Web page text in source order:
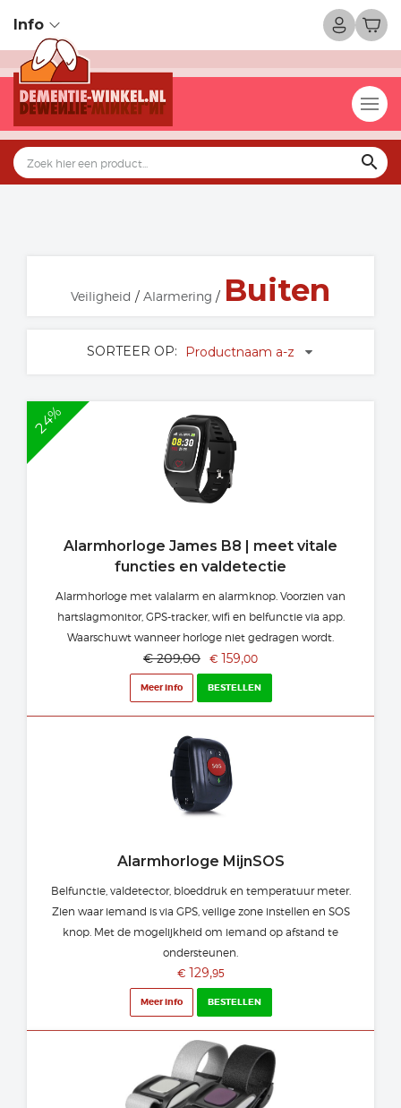
Info
search
Veiligheid / Alarmering / Buiten
SORTEER OP: Productnaam a-z
24%
Alarmhorloge James B8 | meet vitale
functies en valdetectie
Alarmhorloge met valalarm en alarmknop. Voorzien van
hartslagmonitor, GPS-tracker, wifi en belfunctie via app.
Waarschuwt wanneer horloge niet gedragen wordt.
€209,00 € 159,00
Meer info BESTELLEN
Alarmhorloge MijnSOS
Belfunctie, valdetector, bloeddruk en temperatuur meter.
Zien waar iemand is via GPS, veilige zone instellen en SOS
knop. Met de mogelijkheid om iemand op afstand te
ondersteunen.
€ 129,95
Meer info BESTELLEN